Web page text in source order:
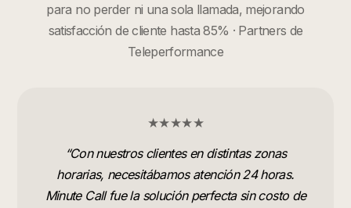
para no perder ni una sola llamada, mejorando
satisfacción de cliente hasta 85% · Partners de
Teleperformance
★★★★★
“Con nuestros clientes en distintas zonas
horarias, necesitábamos atención 24 horas.
Minute Call fue la solución perfecta sin costo de